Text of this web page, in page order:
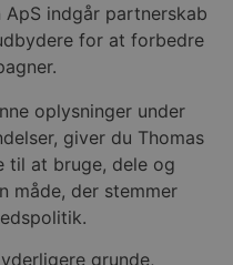
ApS indgår partnerskab
for at forbedre
oplysninger under
giver du Thomas
til at bruge, dele og
måde, der stemmer
grunde,